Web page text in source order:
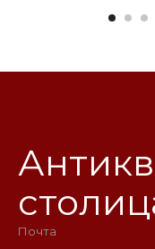
Почта